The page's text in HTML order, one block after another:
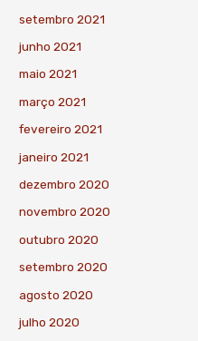
setembro 2021
junho 2021
maio 2021
março 2021
fevereiro 2021
janeiro 2021
dezembro 2020
novembro 2020
outubro 2020
setembro 2020
agosto 2020
julho 2020